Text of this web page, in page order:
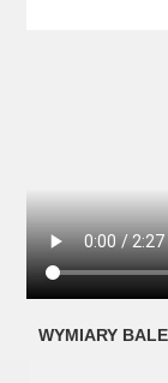
WYMIARY BALE